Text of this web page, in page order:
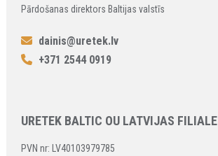
Pārdošanas direktors Baltijas valstīs
dainis@uretek.lv
+371 2544 0919
URETEK BALTIC OU LATVIJAS FILIALE
PVN nr: LV40103979785